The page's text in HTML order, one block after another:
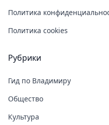
Политика
Политика cookies
Рубрики
Гид по Владимиру
Общество
Культура